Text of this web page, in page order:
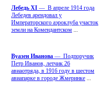
Лебедь ХI — В апреле 1914 года
Лебедев арендовал у
Императорского аэроклуба участок
земли на Комендантском
Вуазен Иванова — Подпоручик
Петр Иванов, летчик 26
авиаотряда, в 1916 году в шестом
авиапарке в городе Жмеринке